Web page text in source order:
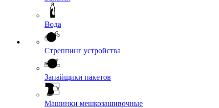
Вода
Стреппинг устройства
Запайщики пакетов
Машинки мешкозашивочные